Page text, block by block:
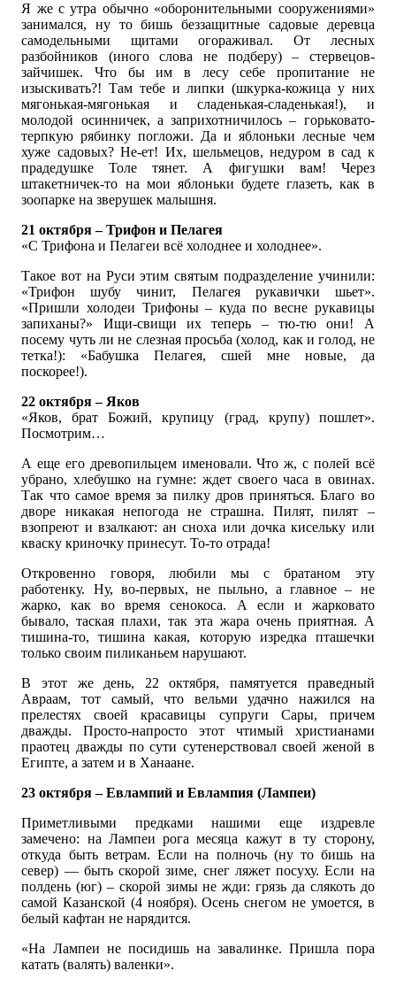
Я же с утра обычно «оборонительными сооружениями»
занимался, ну то бишь беззащитные садовые деревца
самодельными щитами огораживал. От лесных
разбойников (иного слова не подберу) – стервецов-
зайчишек. Что бы им в лесу себе пропитание не
изыскивать?! Там тебе и липки (шкурка-кожица у них
мягонькая-мягонькая и сладенькая-сладенькая!), и
молодой осинничек, а заприхотничилось – горьковато-
терпкую рябинку погложи. Да и яблоньки лесные чем
хуже садовых? Не-ет! Их, шельмецов, недуром в сад к
прадедушке Толе тянет. А фигушки вам! Через
штакетничек-то на мои яблоньки будете глазеть, как в
зоопарке на зверушек малышня.
21 октября – Трифон и Пелагея
«С Трифона и Пелагеи всё холоднее и холоднее».
Такое вот на Руси этим святым подразделение учинили:
«Трифон шубу чинит, Пелагея рукавички шьет».
«Пришли холодеи Трифоны – куда по весне рукавицы
запиханы?» Ищи-свищи их теперь – тю-тю они! А
посему чуть ли не слезная просьба (холод, как и голод, не
тетка!): «Бабушка Пелагея, сшей мне новые, да
поскорее!).
22 октября – Яков
«Яков, брат Божий, крупицу (град, крупу) пошлет».
Посмотрим…
А еще его древопильцем именовали. Что ж, с полей всё
убрано, хлебушко на гумне: ждет своего часа в овинах.
Так что самое время за пилку дров приняться. Благо во
дворе никакая непогода не страшна. Пилят, пилят –
взопреют и взалкают: ан сноха или дочка кисельку или
кваску криночку принесут. То-то отрада!
Откровенно говоря, любили мы с братаном эту
работенку. Ну, во-первых, не пыльно, а главное – не
жарко, как во время сенокоса. А если и жарковато
бывало, таская плахи, так эта жара очень приятная. А
тишина-то, тишина какая, которую изредка пташечки
только своим пиликаньем нарушают.
В этот же день, 22 октября, памятуется праведный
Авраам, тот самый, что вельми удачно нажился на
прелестях своей красавицы супруги Сары, причем
дважды. Просто-напросто этот чтимый христианами
праотец дважды по сути сутенерствовал своей женой в
Египте, а затем и в Ханаане.
23 октября – Евлампий и Евлампия (Лампеи)
Приметливыми предками нашими еще издревле
замечено: на Лампеи рога месяца кажут в ту сторону,
откуда быть ветрам. Если на полночь (ну то бишь на
север) — быть скорой зиме, снег ляжет посуху. Если на
полдень (юг) – скорой зимы не жди: грязь да слякоть до
самой Казанской (4 ноября). Осень снегом не умоется, в
белый кафтан не нарядится.
«На Лампеи не посидишь на завалинке. Пришла пора
катать (валять) валенки».